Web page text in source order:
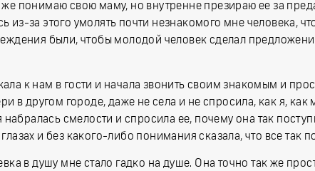
понимаю свою маму, но внутренне презираю ее за
из-за этого умолять почти незнакомого мне человека,
были, чтобы молодой человек сделал
к нам в гости и начала звонить своим знакомым и
в другом городе, даже не села и не спросила, как я, как
набралась смелости и спросила ее, почему она так
и без какого-либо понимания сказала, что все так
в душу мне стало гадко на душе. Она точно так же